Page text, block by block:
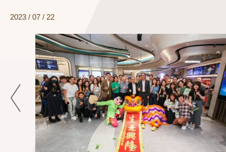
2023 / 07 / 22